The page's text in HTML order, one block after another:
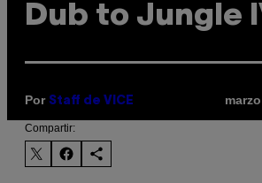
Dub to Jungle
Por Staff de VICE
Compartir: